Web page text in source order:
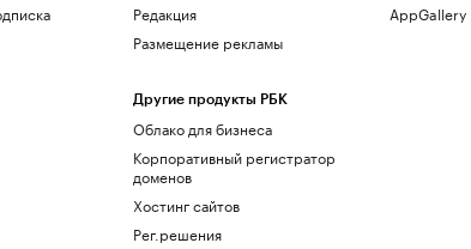
Редакция
Размещение рекламы
Другие продукты РБК
Облако для бизнеса
Корпоративный регистратор
доменов
Хостинг сайтов
Рег.решения
AppGallery